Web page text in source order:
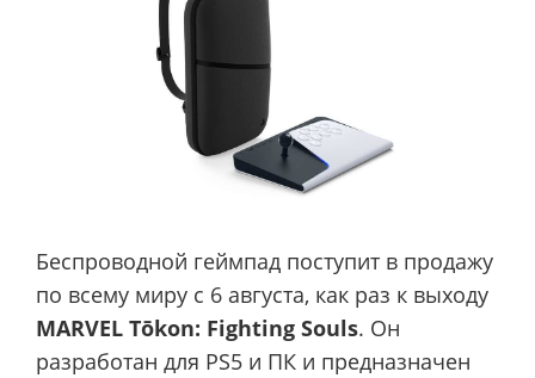
Беспроводной геймпад поступит в продажу
по всему миру с 6 августа, как раз к выходу
MARVEL Tōkon: Fighting Souls. Он
разработан для PS5 и ПК и предназначен